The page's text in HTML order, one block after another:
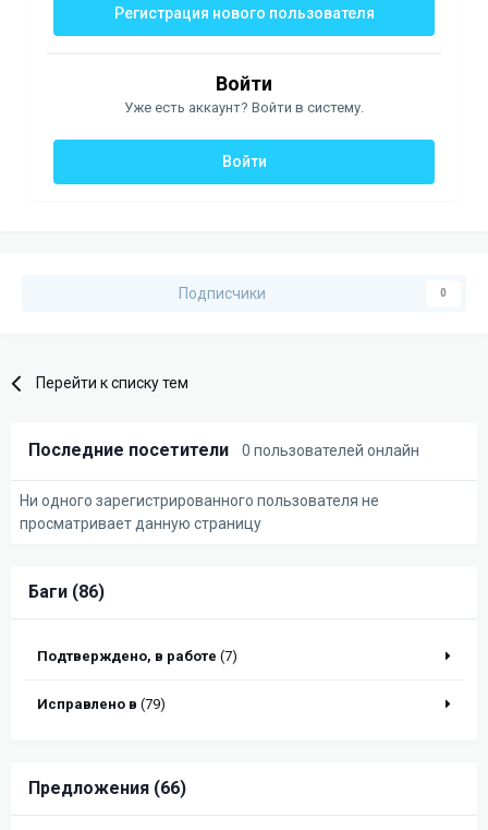
Регистрация нового пользователя
Войти
Уже есть аккаунт? Войти в систему.
Войти
Подписчики 0
Перейти к списку тем
Последние посетители 0 пользователей онлайн
Ни одного зарегистрированного пользователя не
просматривает данную страницу
Баги (86)
Подтверждено, в работе (7)
Исправлено в (79)
Предложения (66)